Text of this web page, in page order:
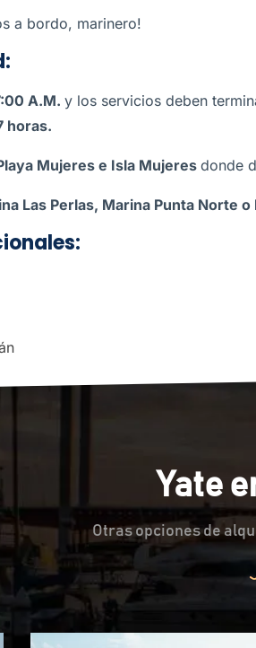
a bordo, marinero!
A.M. y los servicios deben
horas.
Mujeres e Isla Mujeres donde
Las Perlas, Marina Punta Norte o
Yate
Otras opciones de